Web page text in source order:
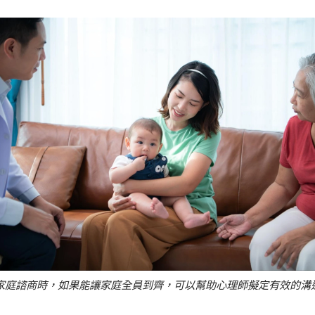
庭諮商時，如果能讓家庭全員到齊，可以幫助心理師擬定有效的溝